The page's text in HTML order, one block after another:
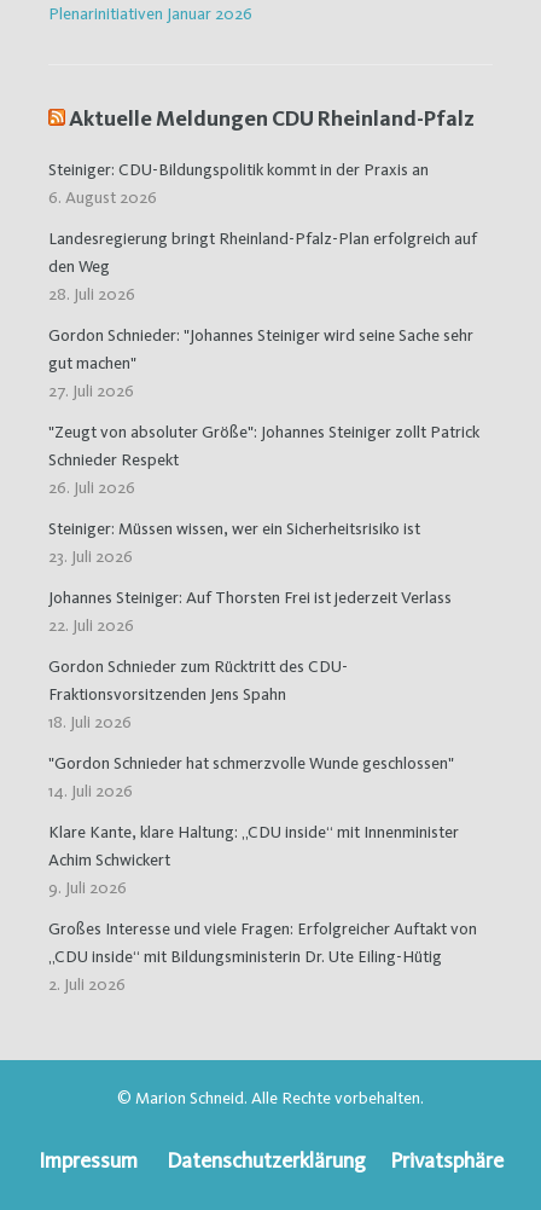
Plenarinitiativen Januar 2026
Aktuelle Meldungen CDU Rheinland-Pfalz
Steiniger: CDU-Bildungspolitik kommt in der Praxis an
6. August 2026
Landesregierung bringt Rheinland-Pfalz-Plan erfolgreich auf
den Weg
28. Juli 2026
Gordon Schnieder: "Johannes Steiniger wird seine Sache sehr
gut machen"
27. Juli 2026
"Zeugt von absoluter Größe": Johannes Steiniger zollt Patrick
Schnieder Respekt
26. Juli 2026
Steiniger: Müssen wissen, wer ein Sicherheitsrisiko ist
23. Juli 2026
Johannes Steiniger: Auf Thorsten Frei ist jederzeit Verlass
22. Juli 2026
Gordon Schnieder zum Rücktritt des CDU-
Fraktionsvorsitzenden Jens Spahn
18. Juli 2026
"Gordon Schnieder hat schmerzvolle Wunde geschlossen"
14. Juli 2026
Klare Kante, klare Haltung: „CDU inside“ mit Innenminister
Achim Schwickert
9. Juli 2026
Großes Interesse und viele Fragen: Erfolgreicher Auftakt von
„CDU inside“ mit Bildungsministerin Dr. Ute Eiling-Hütig
2. Juli 2026
© Marion Schneid. Alle Rechte vorbehalten.
Impressum Datenschutzerklärung Privatsphäre